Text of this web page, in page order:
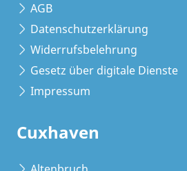
AGB
Datenschutzerklärung
Widerrufsbelehrung
Gesetz über digitale Dienste
Impressum
Cuxhaven